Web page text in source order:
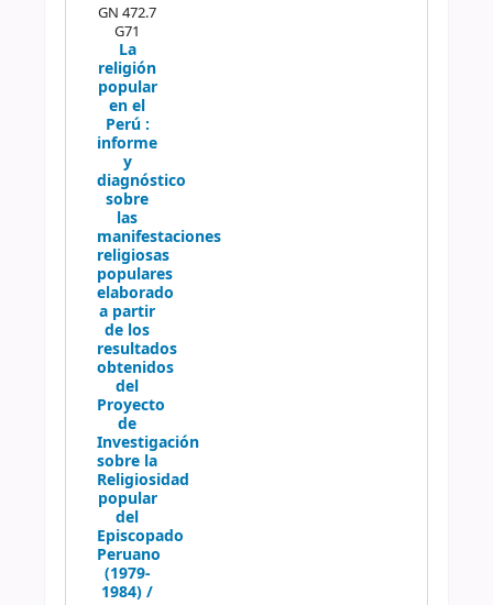
GN 472.7
G71
La
religión
popular
en el
Perú :
informe
y
diagnóstico
sobre
las
manifestaciones
religiosas
populares
elaborado
a partir
de los
resultados
obtenidos
del
Proyecto
de
Investigación
sobre la
Religiosidad
popular
del
Episcopado
Peruano
(1979-
1984) /